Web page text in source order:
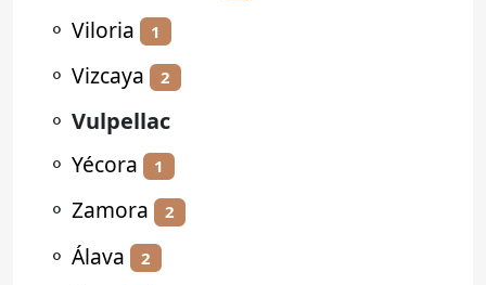
⚬ Viloria 1
⚬ Vizcaya 2
⚬ Vulpellac
⚬ Yécora 1
⚬ Zamora 2
⚬ Álava 2